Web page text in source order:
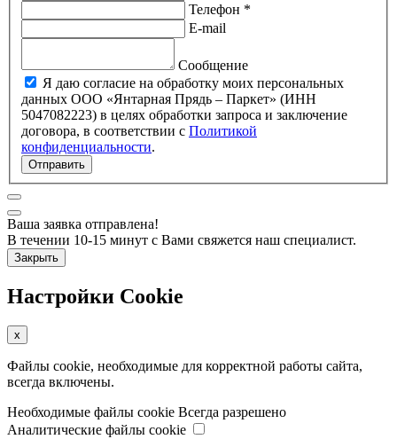
Телефон *
E-mail
Сообщение
Я даю согласие на обработку моих персональных
данных ООО «Янтарная Прядь – Паркет» (ИНН
5047082223) в целях обработки запроса и заключение
договора, в соответствии с Политикой
конфиденциальности.
Отправить
Ваша заявка отправлена!
В течении 10-15 минут с Вами свяжется наш специалист.
Закрыть
Настройки Cookie
x
Файлы cookie, необходимые для корректной работы сайта,
всегда включены.
Необходимые файлы cookie Всегда разрешено
Аналитические файлы cookie